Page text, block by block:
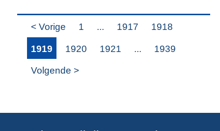
< Vorige 1 ... 1917 1918
1919 1920 1921 ... 1939
Volgende >